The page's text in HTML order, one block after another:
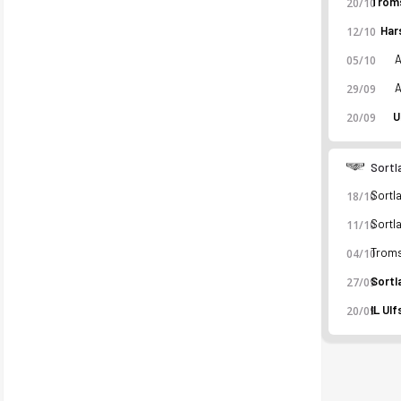
20/10
12/10
05/10
29/09
20/09
18/10
11/10
04/10
27/09
20/09